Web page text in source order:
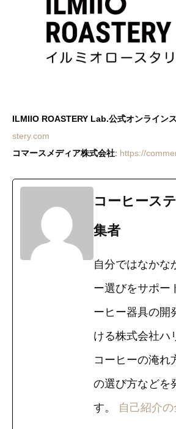
ILMIIO ROASTERY Lab.公式オンライン
stery.com
コマースメディア株式会社: https://
コーヒース
集者
自分ではなかな
ー選びをサポー
ーヒー器具の開
ける株式会社ハ
コーヒーの淹れ
の選び方などを
す。 自己紹介